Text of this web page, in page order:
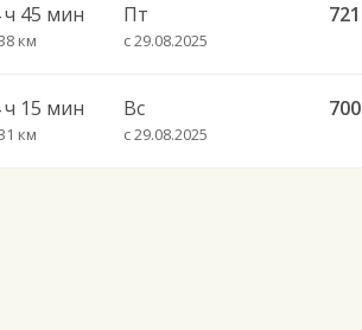
ч 45 мин
км
Пт
с 29.08.2025
721
ч 15 мин
км
Вс
с 29.08.2025
700